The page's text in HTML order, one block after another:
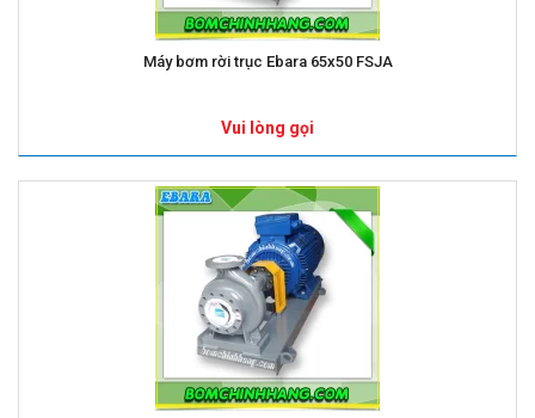
Máy bơm rời trục Ebara 65x50 FSJA
Vui lòng gọi